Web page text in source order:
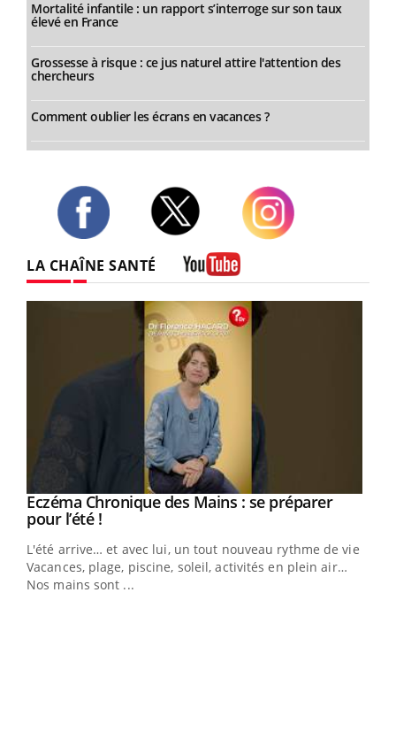
Mortalité infantile : un rapport s’interroge sur son taux
élevé en France
Grossesse à risque : ce jus naturel attire l'attention des
chercheurs
Comment oublier les écrans en vacances ?
LA CHAÎNE SANTÉ
Youtube
Eczéma Chronique des Mains : se préparer
pour l’été !Youtube
L'été arrive… et avec lui, un tout nouveau rythme de vie !
Vacances, plage, piscine, soleil, activités en plein air…
Nos mains sont ...